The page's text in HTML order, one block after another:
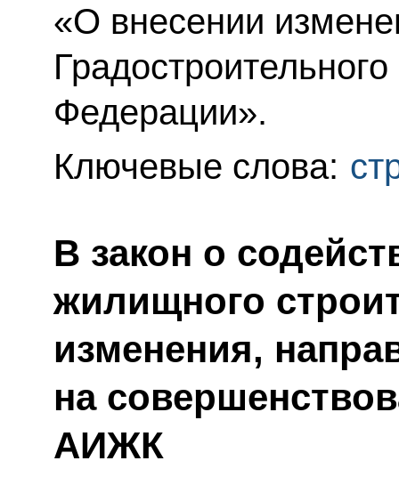
«О внесении
Федерации».
Ключевые слова:
В закон о
жилищного
изменения,
на
АИЖК